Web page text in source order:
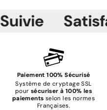
Satisfait
Paiement 100% Sécurisé
Système de cryptage SSL
pour sécuriser à 100% les
paiements selon les normes
Françaises.